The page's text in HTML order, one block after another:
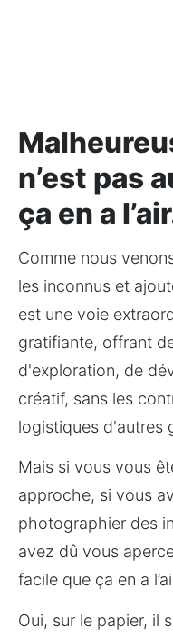
n’est pas
ça en a
Comme nous
les inconnus et
est une voie
gratifiante, offrant
d'exploration, de
créatif, sans les
logistiques d'autres
Mais si vous vous
approche, si vous
photographier des
avez dû vous
facile que ça en a
Oui, sur le papier, il